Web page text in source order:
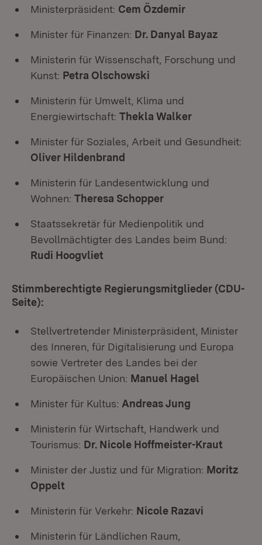
Ministerpräsident: Cem Özdemir
Minister für Finanzen: Dr. Danyal Bayaz
Ministerin für Wissenschaft, Forschung und
Kunst: Petra Olschowski
Ministerin für Umwelt, Klima und
Energiewirtschaft: Thekla Walker
Minister für Soziales, Arbeit und Gesundheit:
Oliver Hildenbrand
Ministerin für Landesentwicklung und
Wohnen: Theresa Schopper
Staatssekretär für Medienpolitik und
Bevollmächtigter des Landes beim Bund:
Rudi Hoogvliet
Stimmberechtigte Regierungsmitglieder (CDU-
Seite):
Stellvertretender Ministerpräsident, Minister
des Inneren, für Digitalisierung und Europa
sowie Vertreter des Landes bei der
Europäischen Union: Manuel Hagel
Minister für Kultus: Andreas Jung
Ministerin für Wirtschaft, Handwerk und
Tourismus: Dr. Nicole Hoffmeister-Kraut
Minister der Justiz und für Migration: Moritz
Oppelt
Ministerin für Verkehr: Nicole Razavi
Ministerin für Ländlichen Raum,